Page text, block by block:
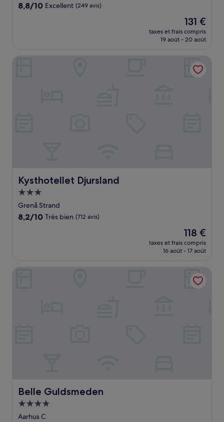
8.8
8,8/10 Excellent (249 avis)
Le
nouveau
prix
de
131 €
131 €
taxes et frais compris
19 août - 20 août
Kysthotellet Djursland
Kysthotellet Djursland
Hébergement
3.0 étoiles
Grenå Strand
8.2
8,2/10 Très bien (712 avis)
Le
nouveau
prix
de
118 €
118 €
taxes et frais compris
16 août - 17 août
Belle Guldsmeden
Belle Guldsmeden
Hébergement
4.0 étoiles
Aarhus C